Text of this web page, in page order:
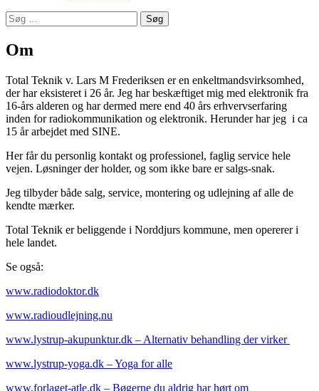
Søg
efter:
Om
Total Teknik v. Lars M Frederiksen er en enkeltmandsvirksomhed,
der har eksisteret i 26 år. Jeg har beskæftiget mig med elektronik fra
16-års alderen og har dermed mere end 40 års erhvervserfaring
inden for radiokommunikation og elektronik. Herunder har jeg i ca
15 år arbejdet med SINE.
Her får du personlig kontakt og professionel, faglig service hele
vejen. Løsninger der holder, og som ikke bare er salgs-snak.
Jeg tilbyder både salg, service, montering og udlejning af alle de
kendte mærker.
Total Teknik er beliggende i Norddjurs kommune, men opererer i
hele landet.
Se også:
www.radiodoktor.dk
www.radioudlejning.nu
www.lystrup-akupunktur.dk – Alternativ behandling der virker
www.lystrup-yoga.dk – Yoga for alle
www.forlaget-atle.dk – Bøgerne du aldrig har hørt om